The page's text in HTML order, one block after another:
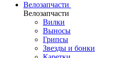
Велозапчасти
Велозапчасти
Вилки
Выносы
Грипсы
Звезды и бонки